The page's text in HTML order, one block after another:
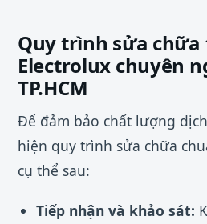
Quy trình sửa chữa
Electrolux chuyên
TP.HCM
Để đảm bảo chất lượng
hiện quy trình sửa chữa
cụ thể sau:
Tiếp nhận và khảo sát: